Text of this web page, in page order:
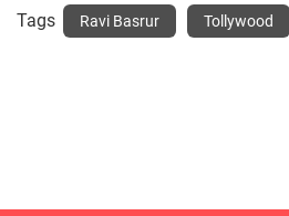
Tags Ravi Basrur Tollywood